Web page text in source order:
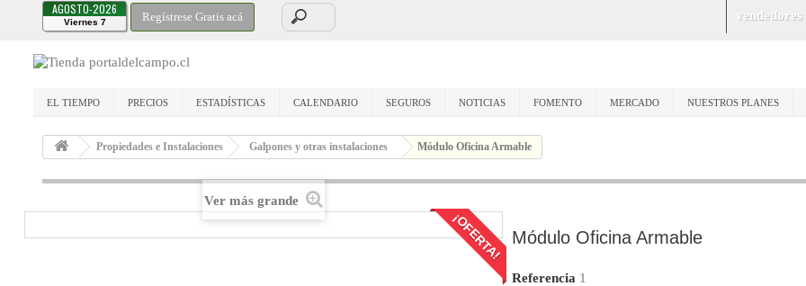
Viernes 7
AGOSTO-2026
Regístrese Gratis acá vendedores
EL TIEMPO PRECIOS ESTADÍSTICAS CALENDARIO SEGUROS NOTICIAS FOMENTO MERCADO NUESTROS PLANES
Propiedades e Instalaciones Galpones y otras instalaciones Módulo Oficina Armable
¡OFERTA!
Ver más grande
Módulo Oficina Armable
Referencia 1